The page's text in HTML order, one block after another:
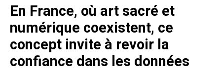
En France, où art sacré et
numérique coexistent, ce
concept invite à revoir la
confiance dans les données